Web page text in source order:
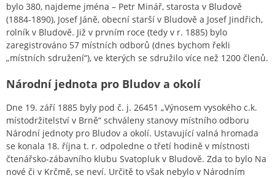
bylo 380, najdeme jména – Petr Minář, starosta v Bludově
(1884-1890), Josef Jáně, obecní starší v Bludově a Josef Jindřich,
rolník v Bludově. Již v prvním roce (tedy v r. 1885) bylo
zaregistrováno 57 místních odborů (dnes bychom řekli
„místních sdružení“), ve kterých se sdružilo více než 1200 členů.
Národní jednota pro Bludov a okolí
Dne 19. září 1885 byly pod č. j. 26451 „Výnosem vysokého c.k.
místodržitelství v Brně“ schváleny stanovy místního odboru
Národní jednoty pro Bludov a okolí. Ustavující valná hromada
se konala 18. října t. r. odpoledne o třetí hodině v místnosti
čtenářsko-zábavního klubu Svatopluk v Bludově. Zda to bylo Na
nové či v Krčmě, se neví. Určitě to však nebylo v Národním